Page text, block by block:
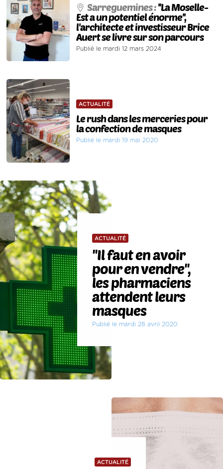
Sarreguemines :''La Moselle-
Est a un potentiel énorme'',
l'architecte et investisseur Brice
Auert se livre sur son parcours
Publié le mardi 12 mars 2024
ACTUALITÉ
Le rush dans les merceries pour
la confection de masques
Publié le mardi 19 mai 2020
ACTUALITÉ
''Il faut en avoir
pour en vendre'',
les pharmaciens
attendent leurs
masques
Publié le mardi 28 avril 2020
ACTUALITÉ